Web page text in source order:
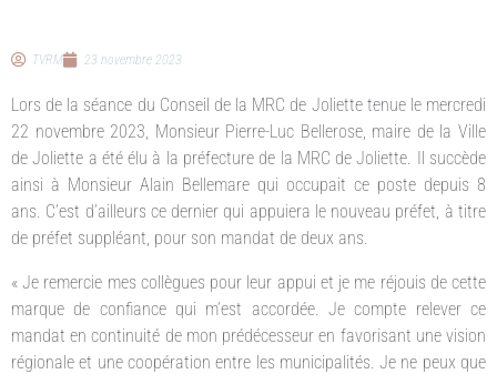
TVRM 23 novembre 2023
Lors de la séance du Conseil de la MRC de Joliette tenue le mercredi
22 novembre 2023, Monsieur Pierre-Luc Bellerose, maire de la Ville
de Joliette a été élu à la préfecture de la MRC de Joliette. Il succède
ainsi à Monsieur Alain Bellemare qui occupait ce poste depuis 8
ans. C’est d’ailleurs ce dernier qui appuiera le nouveau préfet, à titre
de préfet suppléant, pour son mandat de deux ans.
« Je remercie mes collègues pour leur appui et je me réjouis de cette
marque de confiance qui m’est accordée. Je compte relever ce
mandat en continuité de mon prédécesseur en favorisant une vision
régionale et une coopération entre les municipalités. Je ne peux que